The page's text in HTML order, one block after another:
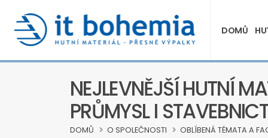
DOMŮ
NEJLEVNĚJŠÍ HUTNÍ
PRŮMYSL I
DOMŮ O SPOLEČNOSTI OBLÍBENÁ TÉMATA A